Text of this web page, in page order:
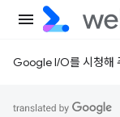
Google I/O를 시청해